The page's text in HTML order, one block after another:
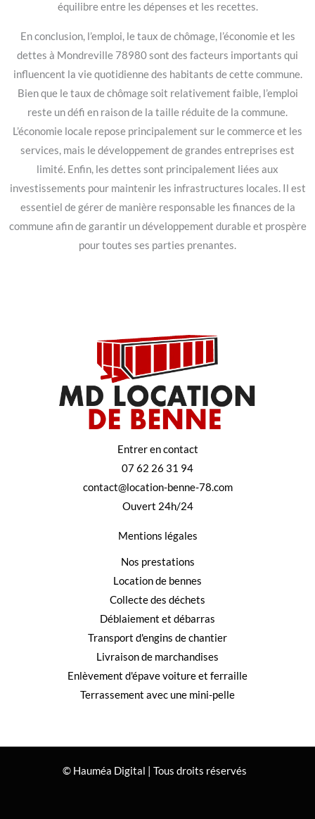
équilibre entre les dépenses et les recettes.
En conclusion, l’emploi, le taux de chômage, l’économie et les
dettes à Mondreville 78980 sont des facteurs importants qui
influencent la vie quotidienne des habitants de cette commune.
Bien que le taux de chômage soit relativement faible, l’emploi
reste un défi en raison de la taille réduite de la commune.
L’économie locale repose principalement sur le commerce et les
services, mais le développement de grandes entreprises est
limité. Enfin, les dettes sont principalement liées aux
investissements pour maintenir les infrastructures locales. Il est
essentiel de gérer de manière responsable les finances de la
commune afin de garantir un développement durable et prospère
pour toutes ses parties prenantes.
Entrer en contact
07 62 26 31 94
contact@location-benne-78.com
Ouvert 24h/24
Mentions légales
Nos prestations
Location de bennes
Collecte des déchets
Déblaiement et débarras
Transport d'engins de chantier
Livraison de marchandises
Enlèvement d'épave voiture et ferraille
Terrassement avec une mini-pelle
© Hauméa Digital | Tous droits réservés